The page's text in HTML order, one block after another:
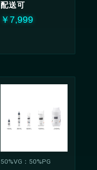
配送可
￥7,999
50%VG：50%PG